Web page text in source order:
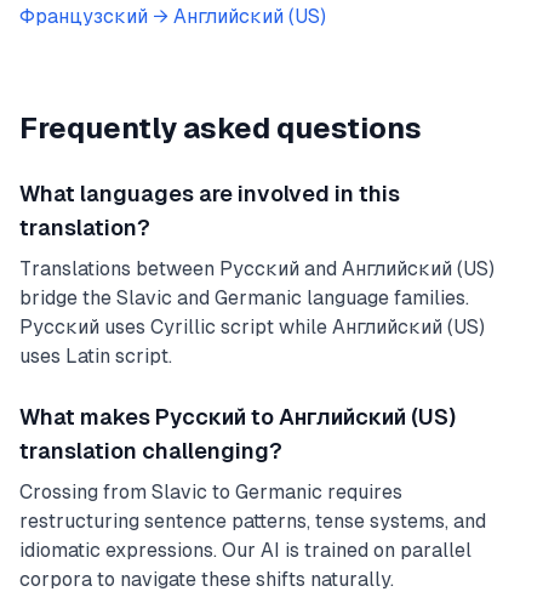
Французский → Английский (US)
Frequently asked questions
What languages are involved in this
translation?
Translations between Русский and Английский (US)
bridge the Slavic and Germanic language families.
Русский uses Cyrillic script while Английский (US)
uses Latin script.
What makes Русский to Английский (US)
translation challenging?
Crossing from Slavic to Germanic requires
restructuring sentence patterns, tense systems, and
idiomatic expressions. Our AI is trained on parallel
corpora to navigate these shifts naturally.